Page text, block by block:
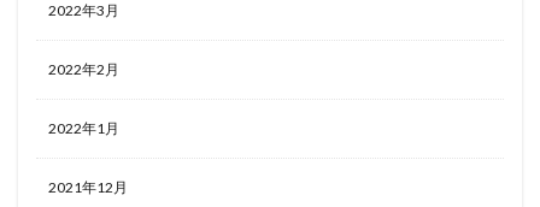
2022年3月
2022年2月
2022年1月
2021年12月